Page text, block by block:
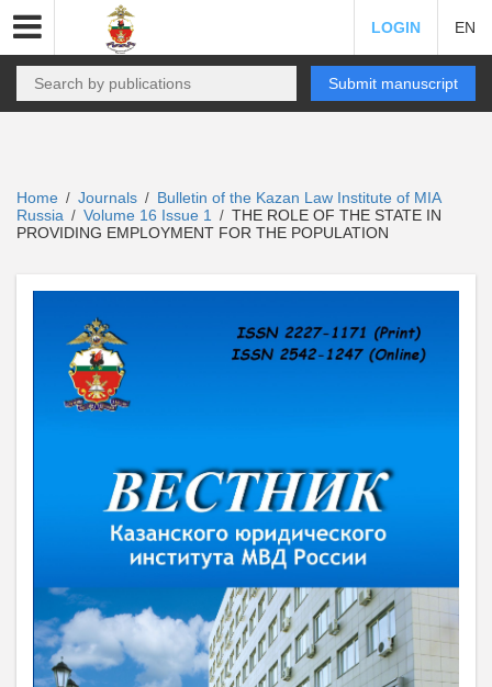
LOGIN EN
Submit manuscript
Home / Journals / Bulletin of the Kazan Law Institute of MIA
Russia / Volume 16 Issue 1 / THE ROLE OF THE STATE IN
PROVIDING EMPLOYMENT FOR THE POPULATION